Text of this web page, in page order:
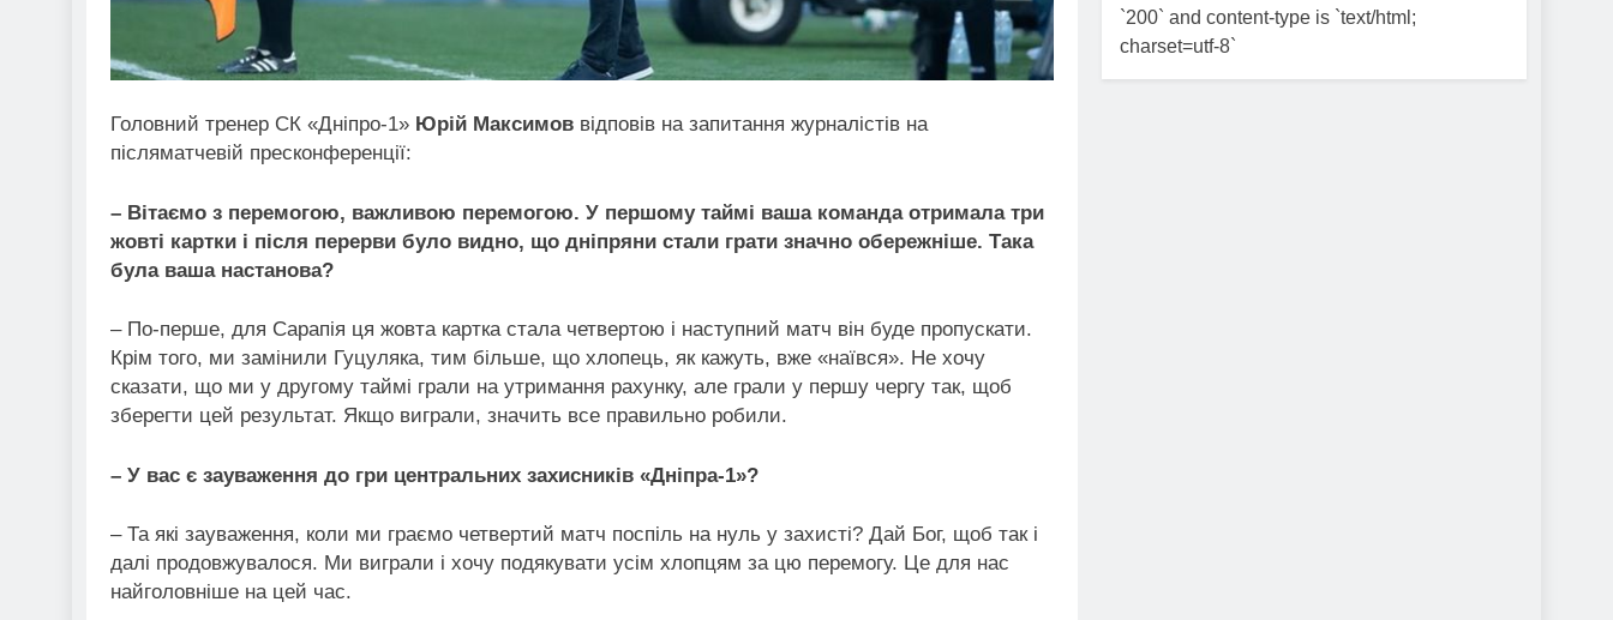
Головний тренер СК «Дніпро-1» Юрій Максимов відповів на запитання журналістів на
післяматчевій пресконференції:
– Вітаємо з перемогою, важливою перемогою. У першому таймі ваша команда отримала три
жовті картки і після перерви було видно, що дніпряни стали грати значно обережніше. Така
була ваша настанова?
– По-перше, для Сарапія ця жовта картка стала четвертою і наступний матч він буде пропускати.
Крім того, ми замінили Гуцуляка, тим більше, що хлопець, як кажуть, вже «наївся». Не хочу
сказати, що ми у другому таймі грали на утримання рахунку, але грали у першу чергу так, щоб
зберегти цей результат. Якщо виграли, значить все правильно робили.
– У вас є зауваження до гри центральних захисників «Дніпра-1»?
– Та які зауваження, коли ми граємо четвертий матч поспіль на нуль у захисті? Дай Бог, щоб так і
далі продовжувалося. Ми виграли і хочу подякувати усім хлопцям за цю перемогу. Це для нас
найголовніше на цей час.
`200` and content-type is `text/html;
charset=utf-8`